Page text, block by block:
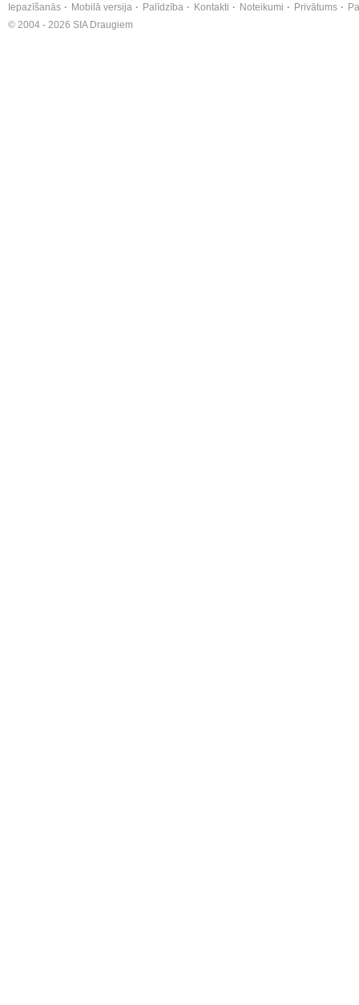
Iepazīšanās Mobilā versija Palīdzība Kontakti Noteikumi Privātums
© 2004 - 2026 SIA Draugiem